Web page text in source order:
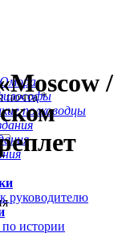
почта*
полководцы
руководителю
истории
/